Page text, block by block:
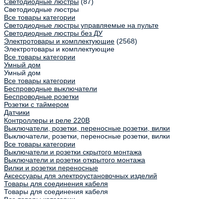
Светодиодные люстры (87)
Светодиодные люстры
Все товары категории
Светодиодные люстры управляемые на пульте
Светодиодные люстры без ДУ
Электротовары и комплектующие (2568)
Электротовары и комплектующие
Все товары категории
Умный дом
Умный дом
Все товары категории
Беспроводные выключатели
Беспроводные розетки
Розетки с таймером
Датчики
Контроллеры и реле 220В
Выключатели, розетки, переносные розетки, вилки
Выключатели, розетки, переносные розетки, вилки
Все товары категории
Выключатели и розетки скрытого монтажа
Выключатели и розетки открытого монтажа
Вилки и розетки переносные
Аксессуары для электроустановочных изделий
Товары для соединения кабеля
Товары для соединения кабеля